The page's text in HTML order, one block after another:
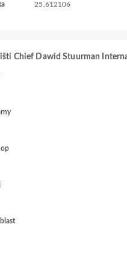
25.612106
Chief Dawid Stuurman